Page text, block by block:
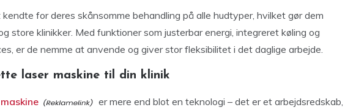
for deres skånsomme behandling på alle hudtyper, hvilket gør dem
store klinikker. Med funktioner som justerbar energi, integreret køling og
er de nemme at anvende og giver stor fleksibilitet i det daglige arbejde.
laser maskine til din klinik
er mere end blot en teknologi – det er et arbejdsredskab,